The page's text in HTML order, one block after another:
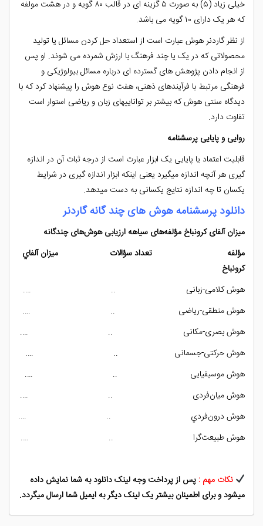
خیلی زیاد (۵) به صورت ۵ گزینه ای در قالب ۸۰ گویه و در هشت مولفه
که هر یک دارای ۱۰ گویه می باشد.
از نظر گاردنر هوش عبارت است از استعداد حل کردن مسائل یا تولید
محصولاتی که در یک یا چند فرهنگ با ارزش شمرده می شوند. او پس
از انجام دادن پژوهش های گسترده ای درباره مسائل بیولوژیکی و
فرهنگی مرتبط با فرآیندهای ذهنی، هفت نوع هوش را پیشنهاد کرد که با
دیدگاه سنتی هوش که بیشتر بر تواناییهای زبان و ریاضی استوار است
تفاوت دارد.
روایی و پایایی پرسشنامه
قابلیت اعتماد یا پایایی یک ابزار عبارت است از درجه ثبات آن در اندازه
گیری هر آنچه اندازه می­گیرد یعنی اینکه ابزار اندازه­ گیری در شرایط
یکسان تا چه اندازه نتایج یکسانی به دست می­دهد.
دانلود پرسشنامه هوش های چند گانه گاردنر
میزان آلفای کرونباخ مؤلفه‌های سياهه ارزیابی هوش‌های چندگانه
مؤلفه تعداد سؤالات ميزان آلفاي
كرونباخ
هوش كلامی-زبانی .. ….
هوش منطقی-ریاضی .. ….
هوش بصری-‌مکانی .. ….
هوش حرکتی-جسمانی .. ….
هوش موسیقیایی .. ….
هوش میان‌فردی .. ….
هوش درون‌فردي .. ….
هوش طبیعت‌گرا .. ….
نکات مهم : پس از پرداخت وجه لینک دانلود به شما نمایش داده
میشود و برای اطمینان بیشتر یک لینک دیگر به ایمیل شما ارسال میگردد.